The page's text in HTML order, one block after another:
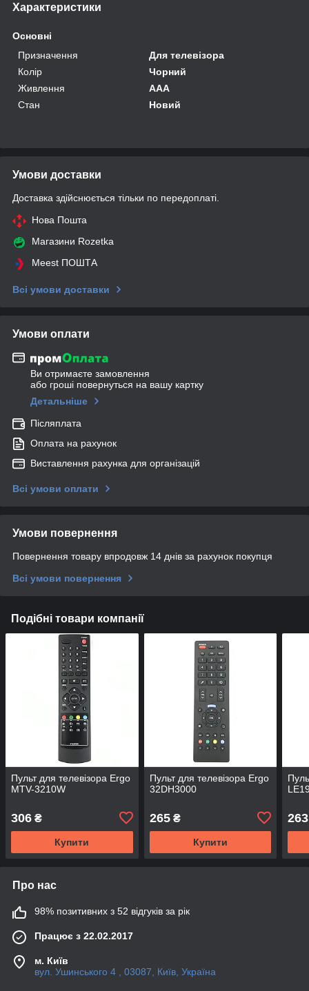
Характеристики
Основні
Призначення
Для телевізора
Колір
Чорний
Живлення
AAA
Стан
Новий
Умови доставки
Доставка здійснюється тільки по передоплаті.
Нова Пошта
Магазини Rozetka
Meest ПОШТА
Всі умови доставки
Умови оплати
Ви отримаєте замовлення
або гроші повернуться на вашу картку
Детальніше
Післяплата
Оплата на рахунок
Виставлення рахунка для організацій
Всі умови оплати
Умови повернення
Повернення товару впродовж 14 днів за рахунок покупця
Всі умови повернення
Подібні товари компанії
Пульт для телевізора Ergo
MTV-3210W
306 ₴
Купити
Пульт для телевізора Ergo
32DH3000
265₴
Купити
263
Про нас
98% позитивних з 52 відгуків за рік
Працює з 22.02.2017
м. Київ
вул. Ушинського 4 , 03087, Київ, Україна